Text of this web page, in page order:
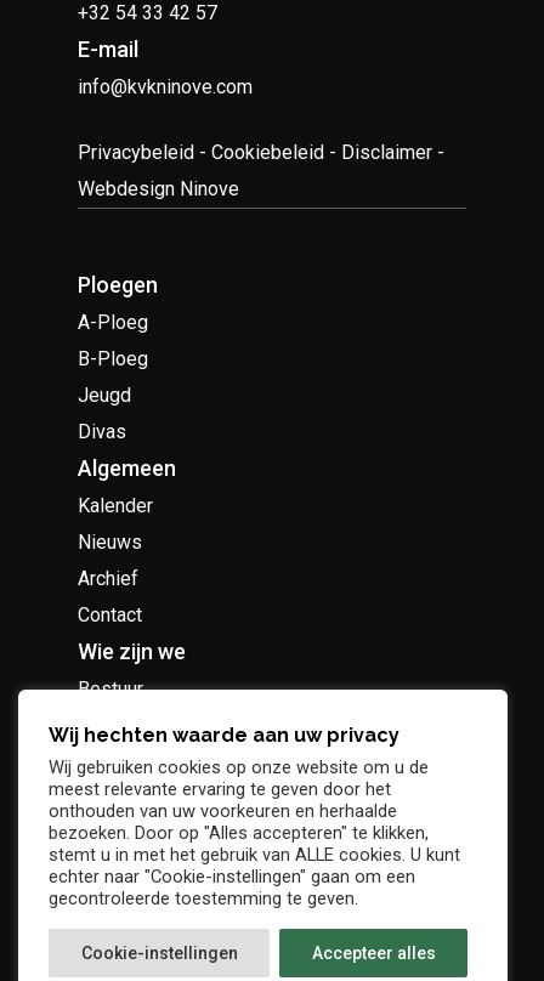
+32 54 33 42 57
E-mail
info@kvkninove.com
Privacybeleid -Cookiebeleid - Disclaimer -
Webdesign Ninove
Ploegen
A-Ploeg
B-Ploeg
Jeugd
Divas
Algemeen
Kalender
Nieuws
Archief
Contact
Wie zijn we
Bestuur
Geschiedenis
Supportersclub
Socio Business Club
Wij hechten waarde aan uw privacy
Wij gebruiken cookies op onze website om u de
meest relevante ervaring te geven door het
onthouden van uw voorkeuren en herhaalde
bezoeken. Door op "Alles accepteren" te klikken,
stemt u in met het gebruik van ALLE cookies. U kunt
echter naar "Cookie-instellingen" gaan om een
gecontroleerde toestemming te geven.
Cookie-instellingen Accepteer alles